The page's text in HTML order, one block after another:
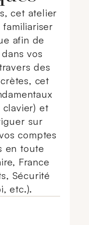
cet atelier
afin de
vos
des
cet
et
sur
comptes
en toute
France
Sécurité
etc.).